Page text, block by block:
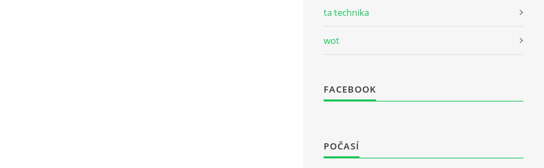
ta technika
wot
FACEBOOK
POČASÍ